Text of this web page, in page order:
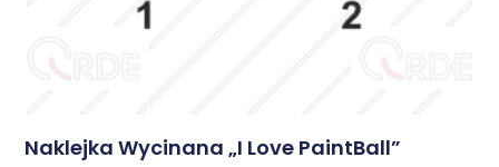
Naklejka Wycinana „I Love PaintBall”